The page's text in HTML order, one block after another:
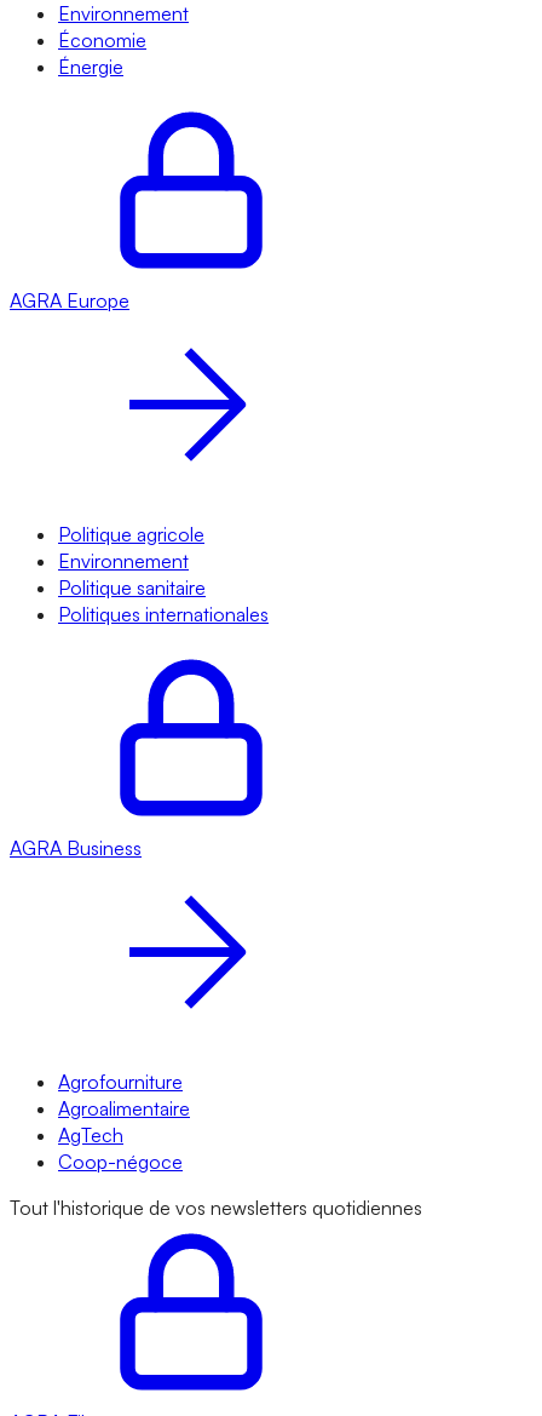
Environnement
Économie
Énergie
AGRA Europe
Politique agricole
Environnement
Politique sanitaire
Politiques internationales
AGRA Business
Agrofourniture
Agroalimentaire
AgTech
Coop-négoce
Tout l'historique de vos newsletters quotidiennes